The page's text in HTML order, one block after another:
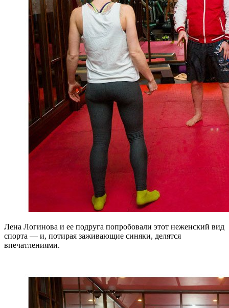
Лена Логинова и ее подруга попробовали этот неженский вид
спорта — и, потирая заживающие синяки, делятся
впечатлениями.